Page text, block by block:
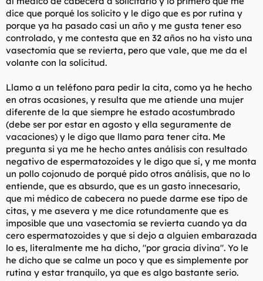
dice que porqué los solicito y le digo que es por rutina y
porque ya ha pasado casi un año y me gusta tener eso
controlado, y me contesta que en 32 años no ha visto una
vasectomía que se revierta, pero que vale, que me da el
volante con la solicitud.
Llamo a un teléfono para pedir la cita, como ya he hecho
en otras ocasiones, y resulta que me atiende una mujer
diferente de la que siempre he estado acostumbrado
(debe ser por estar en agosto y ella seguramente de
vacaciones) y le digo que llamo para tener cita. Me
pregunta si ya me he hecho antes análisis con resultado
negativo de espermatozoides y le digo que sí, y me monta
un pollo cojonudo de porqué pido otros análisis, que no lo
entiende, que es absurdo, que es un gasto innecesario,
que mi médico de cabecera no puede darme ese tipo de
citas, y me asevera y me dice rotundamente que es
imposible que una vasectomía se revierta cuando ya da
cero espermatozoides y que si dejo a alguien embarazada
lo es, literalmente me ha dicho, "por gracia divina". Yo le
he dicho que se calme un poco y que es simplemente por
rutina y estar tranquilo, ya que es algo bastante serio.